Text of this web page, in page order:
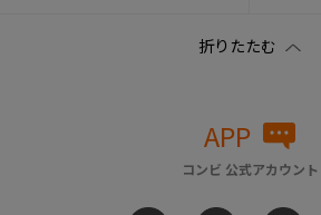
APP
コンビ 公式アカウント